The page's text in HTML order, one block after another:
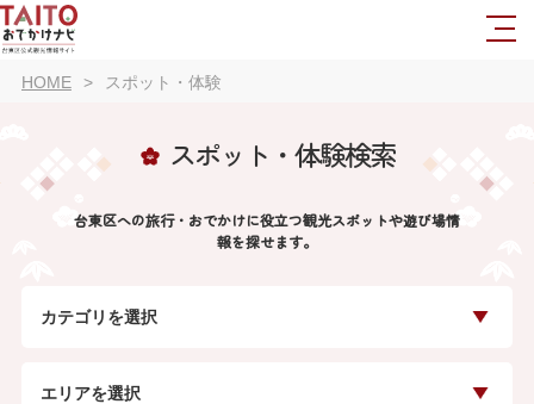
HOME スポット・体験
スポット・体験検索
台東区への旅行・おでかけに役立つ観光スポットや遊び場情
報を探せます。
カテゴリを選択
エリアを選択